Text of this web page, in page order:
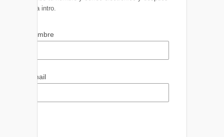
pulsa intro.
Nombre
Email